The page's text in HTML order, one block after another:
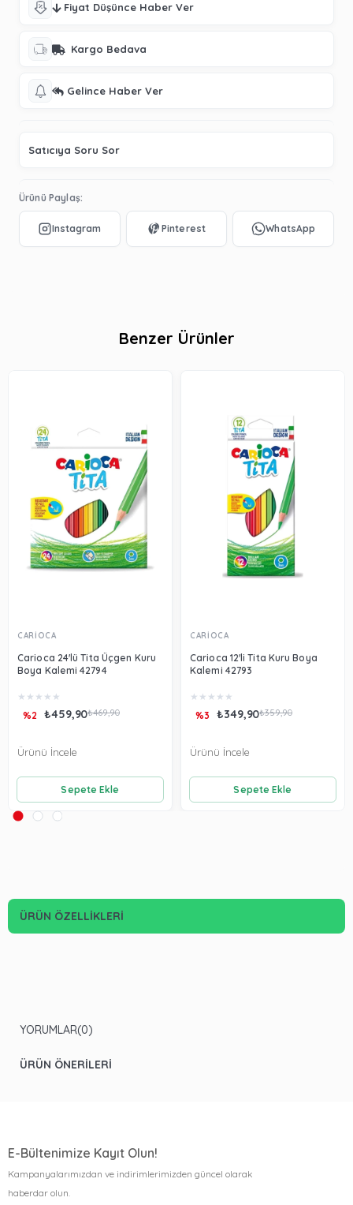
Fiyat Düşünce Haber Ver
Kargo Bedava
Gelince Haber Ver
Satıcıya Soru Sor
Ürünü Paylaş:
Benzer Ürünler
CARİOCA
Carioca 24'lü Tita Üçgen Kuru
Boya Kalemi 42794
★ ★ ★ ★ ★
₺459,90₺469,90
%2
Sepete Ekle
Ürünü İncele
CARİOCA
Carioca 12'li Tita Kuru Boya
Kalemi 42793
★ ★ ★ ★ ★
₺349,90₺359,90
%3
Sepete Ekle
Ürünü İncele
ÜRÜN ÖZELLIKLERI
YORUMLAR(0)
ÜRÜN ÖNERILERI
E-Bültenimize Kayıt Olun!
Kampanyalarımızdan ve indirimlerimizden güncel olarak
haberdar olun.